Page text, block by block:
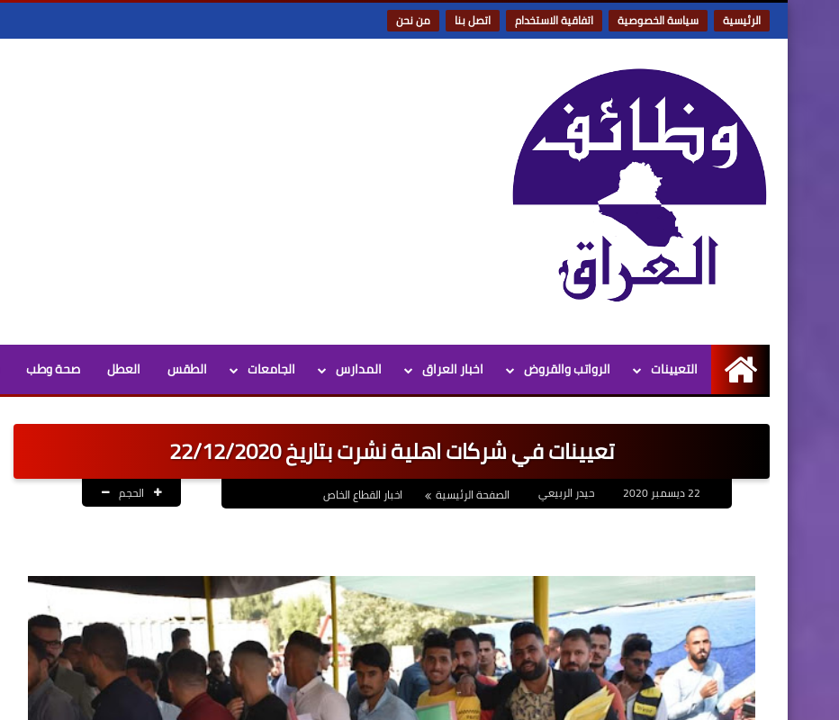
الرئيسية سياسة الخصوصية اتفاقية الاستخدام اتصل بنا من نحن
الرئيسية
التعيينات الرواتب والقروض اخبار العراق المدارس الجامعات الطقس العطل صحة وطب
تعيينات في شركات اهلية نشرت بتاريخ 22/12/2020
حيدر الربيعي الصفحة الرئيسية اخبار القطاع الخاص الحجم